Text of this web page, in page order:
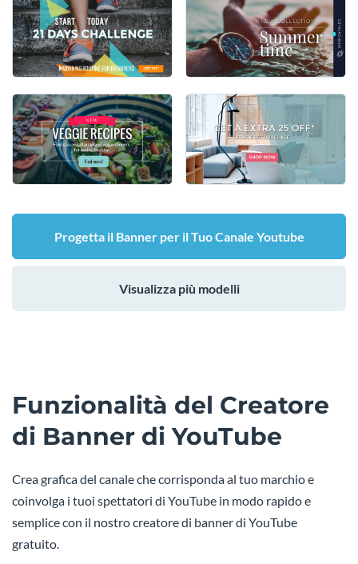
Progetta il Banner per il Tuo Canale Youtube
Visualizza più modelli
Funzionalità del Creatore
di Banner di YouTube
Crea grafica del canale che corrisponda al tuo marchio e
coinvolga i tuoi spettatori di YouTube in modo rapido e
semplice con il nostro creatore di banner di YouTube
gratuito.